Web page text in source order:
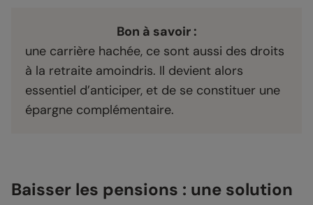
Bon à savoir :
une carrière hachée, ce sont aussi des droits
à la retraite amoindris. Il devient alors
essentiel d’anticiper, et de se constituer une
épargne complémentaire.
Baisser les pensions : une solution